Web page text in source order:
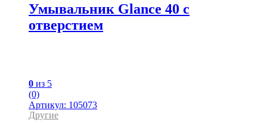
Умывальник Glance 40 с
отверстием
0 из 5
(0)
Артикул: 105073
Другие